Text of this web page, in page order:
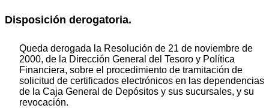
Disposición derogatoria.
Queda derogada la Resolución de 21 de noviembre de
2000, de la Dirección General del Tesoro y Política
Financiera, sobre el procedimiento de tramitación de
solicitud de certificados electrónicos en las dependencias
de la Caja General de Depósitos y sus sucursales, y su
revocación.